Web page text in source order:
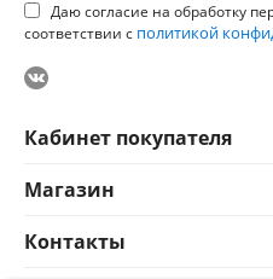
Даю согласие на обработку
соответствии с политикой
Кабинет покупателя
Магазин
Контакты